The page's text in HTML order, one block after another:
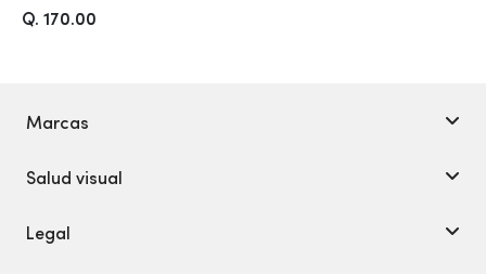
Q. 170.00
Marcas
Salud visual
Legal